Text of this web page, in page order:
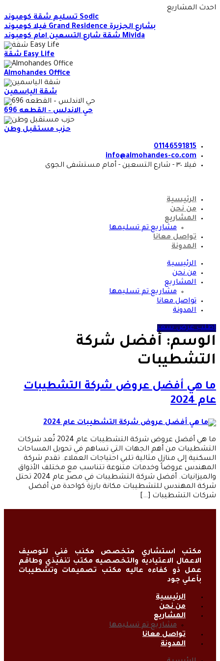
Skip
احدث المشاريع
تسليم شقة كومبوند Sodic
فيلا كومبوند Grand Residence بشارع الجزيرة
شقة شارع التسعين امام كومبوند Mivida
شقة Easy Life
Almohandes Office
شقة الياسمين
حي الاندلس – القطعه 696
حزب مستقبل وطن
01146591815
info@almohandes-co.com
فيلا ٣٠ - شارع التسعين - أمام مستشفى الجوى
الرئيسية
من نحن
المشاريع
مشاريع تم تسليمها
تواصل معانا
المدونة
الرئيسية
من نحن
المشاريع
مشاريع تم تسليمها
تواصل معانا
المدونة
اطلب عرض سعر
الوسم: أفضل شركة
التشطيبات
ما هي أفضل عروض شركة التشطيبات
عام 2024
ما هي أفضل عروض شركة التشطيبات عام 2024 تُعد شركات
التشطيبات من أهم الجهات التي تساهم في تحويل المساحات
السكنية إلى منازل مثالية تلبي احتياجات العملاء. تقدم شركة
المهندس عروضاً وخدمات متنوعة تتناسب مع مختلف الأذواق
والميزانيات. أفضل شركة التشطيبات في مصر عام 2024 تحتل
شركة المهندس للتشطيبات مكانة بارزة كواحدة من أفضل
شركات التشطيبات […]
مكتب استشاري متخصص مكنب فني لتوصيف
الاعمال الاعتياديه والتخصصيه مكتب تنفيذي وطاقم
عمل ذو كفاءه عاليه مكتب تصميمات وتشطيبات
بأعلي جود
الرئيسية
من نحن
المشاريع
مشاريع تم تسليمها
تواصل معانا
المدونة